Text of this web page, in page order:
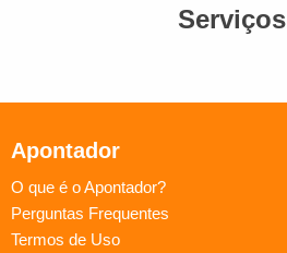
Serviços
Apontador
O que é o Apontador?
Perguntas Frequentes
Termos de Uso